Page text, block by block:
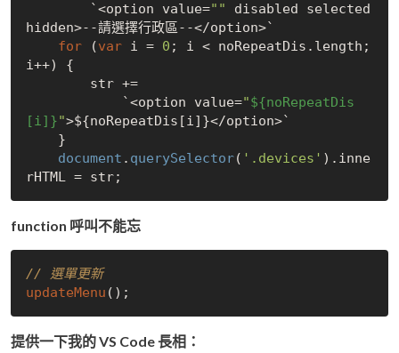
        `<option value=
"" disabled selected
hidden>--請選擇行政區--</option>`
for (var i = 0 ; i < noRepeatDis.length;
i++) {
            `<option value=
"${noRepeatDis
[i]}">${noRepeatDis[i]}</option>`
document . querySelector( '.devices' ).inne
function 呼叫不能忘
// 選單更新
updateMenu
提供一下我的 VS Code 長相：